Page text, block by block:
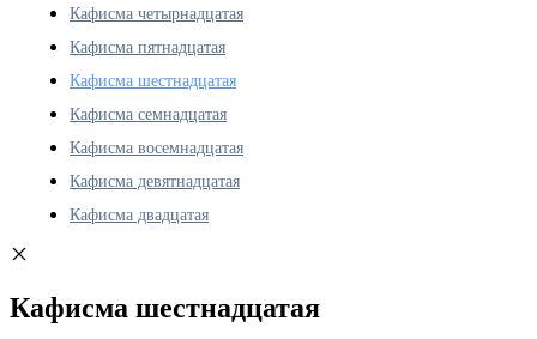
Кафисма четырнадцатая
Кафисма пятнадцатая
Кафисма шестнадцатая
Кафисма семнадцатая
Кафисма восемнадцатая
Кафисма девятнадцатая
Кафисма двадцатая
Кафисма шестнадцатая